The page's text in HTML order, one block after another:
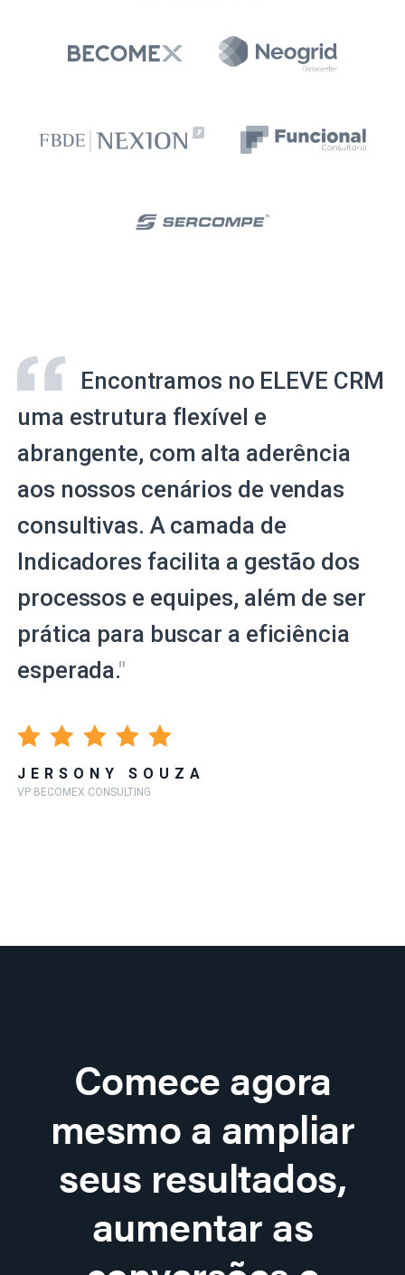
Encontramos no ELEVE CRM
uma estrutura flexível e
abrangente, com alta aderência
aos nossos cenários de vendas
consultivas. A camada de
Indicadores facilita a gestão dos
processos e equipes, além de ser
prática para buscar a eficiência
esperada."
JERSONY SOUZA
VP BECOMEX CONSULTING
Comece agora
mesmo a ampliar
seus resultados,
aumentar as